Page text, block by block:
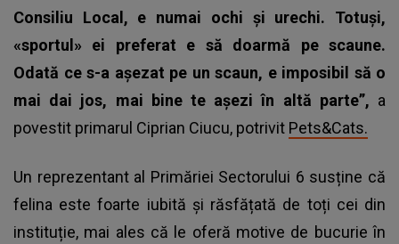
Consiliu Local, e numai ochi și urechi. Totuși,
«sportul» ei preferat e să doarmă pe scaune.
Odată ce s-a așezat pe un scaun, e imposibil să o
mai dai jos, mai bine te așezi în altă parte”, a
povestit primarul Ciprian Ciucu, potrivit Pets&Cats.
Un reprezentant al Primăriei Sectorului 6 susține că
felina este foarte iubită și răsfățată de toți cei din
instituție, mai ales că le oferă motive de bucurie în